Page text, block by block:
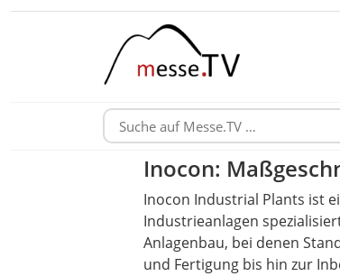
Inocon:
Inocon Industrial Plants ist
Industrieanlagen
Anlagenbau, bei denen
und Fertigung bis hin zur